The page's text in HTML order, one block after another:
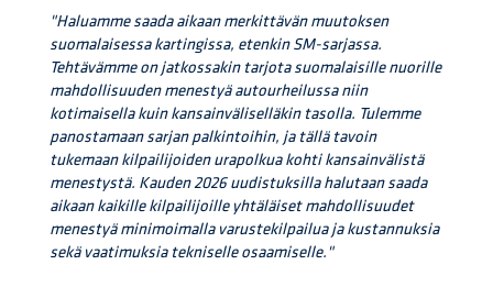
"Haluamme saada aikaan merkittävän muutoksen
suomalaisessa kartingissa, etenkin SM-sarjassa.
Tehtävämme on jatkossakin tarjota suomalaisille nuorille
mahdollisuuden menestyä autourheilussa niin
kotimaisella kuin kansainväliselläkin tasolla. Tulemme
panostamaan sarjan palkintoihin, ja tällä tavoin
tukemaan kilpailijoiden urapolkua kohti kansainvälistä
menestystä. Kauden 2026 uudistuksilla halutaan saada
aikaan kaikille kilpailijoille yhtäläiset mahdollisuudet
menestyä minimoimalla varustekilpailua ja kustannuksia
sekä vaatimuksia tekniselle osaamiselle."